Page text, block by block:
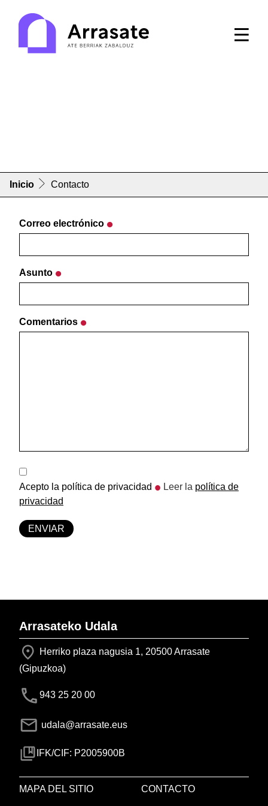
Inicio Contacto
Correo electrónico
Asunto
Comentarios
Acepto la política de privacidad Leer la política de
privacidad
Arrasateko Udala
Herriko plaza nagusia 1, 20500 Arrasate
(Gipuzkoa)
943 25 20 00
udala@arrasate.eus
IFK/CIF: P2005900B
MAPA DEL SITIO CONTACTO